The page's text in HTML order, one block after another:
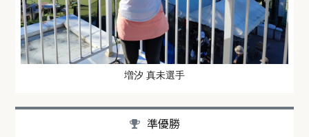
増汐 真未選手
準優勝